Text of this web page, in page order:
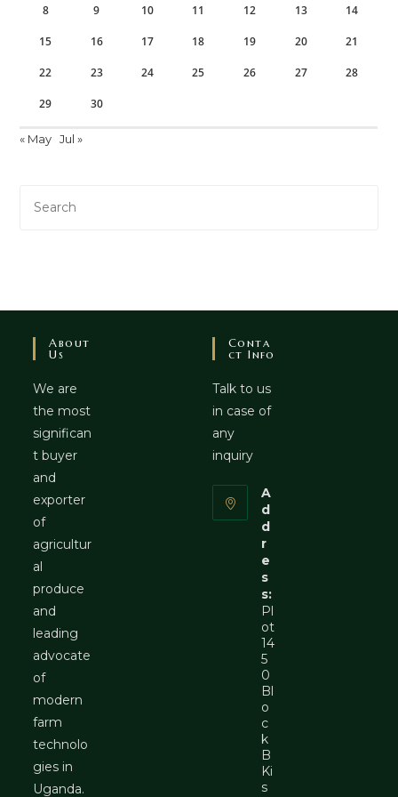
8 9 10 11 12 13 14
15 16 17 18 19 20 21
22 23 24 25 26 27 28
29 30
« May Jul »
About
Us
We are
the most
significan
t buyer
and
exporter
of
agricultur
al
produce
and
leading
advocate
of
modern
farm
technolo
gies in
Uganda.
Conta
Ct Info
Talk to us
in case of
any
inquiry
A
d
d
r
e
s
s:
Pl
ot
14
5
0
Bl
o
c
k
B
Ki
s